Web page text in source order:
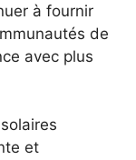
à fournir
de
avec plus
et